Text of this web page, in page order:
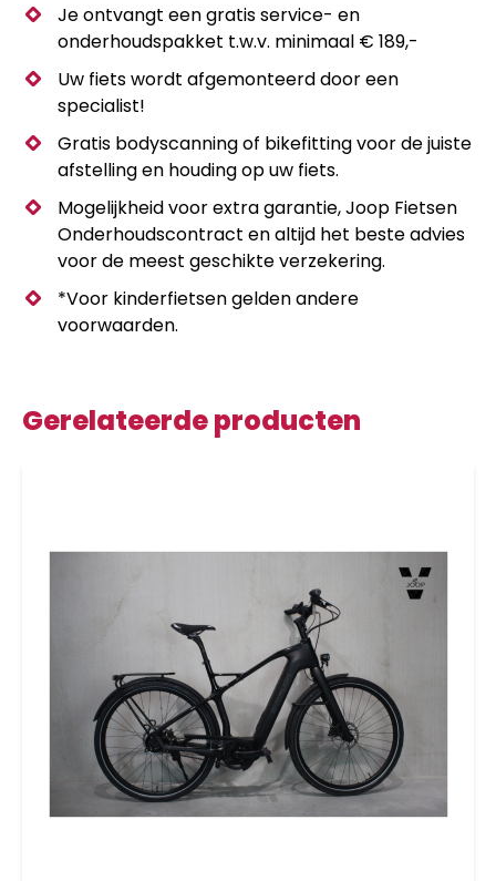
Je ontvangt een gratis service- en
onderhoudspakket t.w.v. minimaal € 189,-
Uw fiets wordt afgemonteerd door een
specialist!
Gratis bodyscanning of bikefitting voor de juiste
afstelling en houding op uw fiets.
Mogelijkheid voor extra garantie, Joop Fietsen
Onderhoudscontract en altijd het beste advies
voor de meest geschikte verzekering.
*Voor kinderfietsen gelden andere
voorwaarden.
Gerelateerde producten